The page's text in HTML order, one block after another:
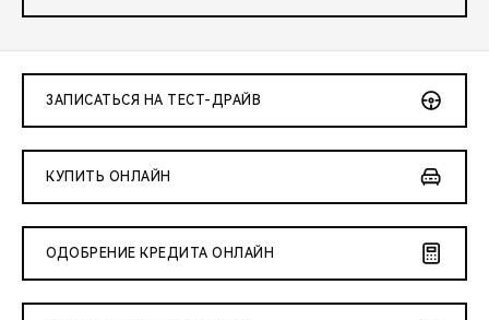
ЗАПИСАТЬСЯ НА ТЕСТ-ДРАЙВ
КУПИТЬ ОНЛАЙН
ОДОБРЕНИЕ КРЕДИТА ОНЛАЙН